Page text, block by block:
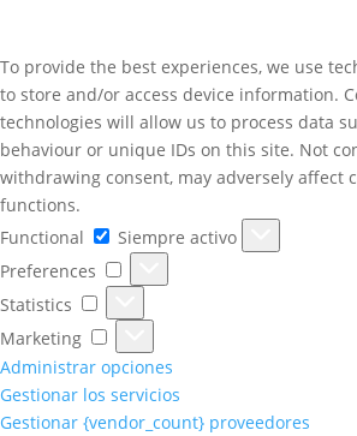
To provide the best experiences, we use
to store and/or access device information.
technologies will allow us to process data
behaviour or unique IDs on this site. Not
withdrawing consent, may adversely affect
functions.
Functional
Functional
Siempre activo
Preferences
Statistics
Marketing
Administrar opciones
Gestionar los servicios
Gestionar {vendor_count} proveedores